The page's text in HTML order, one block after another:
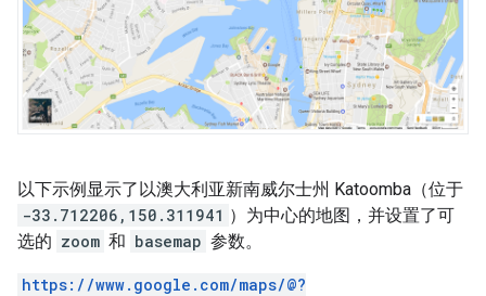
以下示例显示了以澳大利亚新南威尔士州 Katoomba（位于
-33.712206,150.311941 ）为中心的地图，并设置了可
选的 zoom 和 basemap 参数。
https://www.google.com/maps/@?